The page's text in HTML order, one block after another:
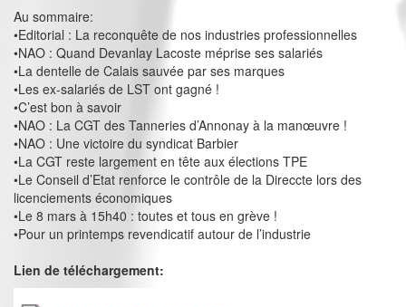
Au sommaire:
•Editorial : La reconquête de nos industries professionnelles
•NAO : Quand Devanlay Lacoste méprise ses salariés
•La dentelle de Calais sauvée par ses marques
•Les ex-salariés de LST ont gagné !
•C’est bon à savoir
•NAO : La CGT des Tanneries d’Annonay à la manœuvre !
•NAO : Une victoire du syndicat Barbier
•La CGT reste largement en tête aux élections TPE
•Le Conseil d’Etat renforce le contrôle de la Direccte lors des
licenciements économiques
•Le 8 mars à 15h40 : toutes et tous en grève !
•Pour un printemps revendicatif autour de l’industrie
Lien de téléchargement: